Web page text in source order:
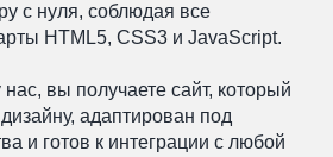
с нуля, соблюдая все
HTML5, CSS3 и JavaScript.
вы получаете сайт, который
адаптирован под
и готов к интеграции с любой